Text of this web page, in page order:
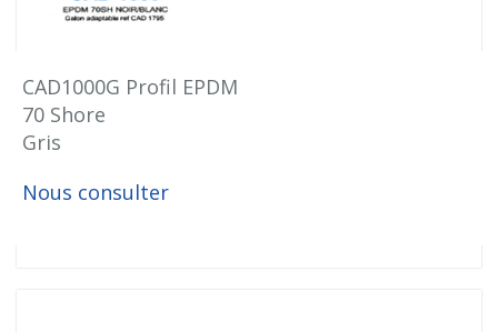
CAD1000G Profil EPDM
70 Shore
Gris
Nous consulter